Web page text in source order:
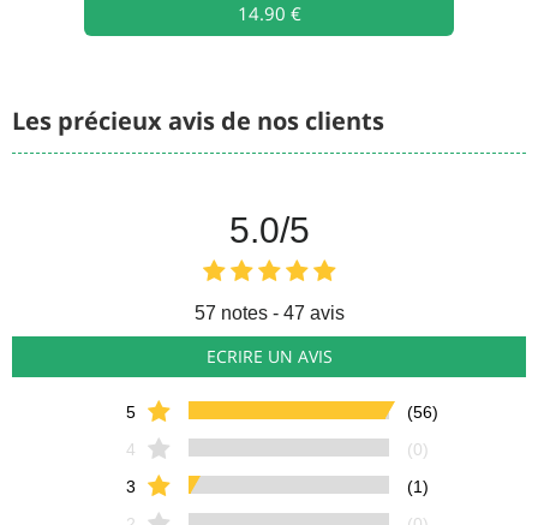
14.90 €
Les précieux avis de nos clients
5.0/5
57 notes - 47 avis
ECRIRE UN AVIS
5
(56)
4
(0)
3
(1)